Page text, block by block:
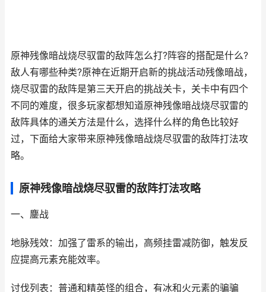
原神残像暗战烧尽驭雷的敌阵怎么打?阵容的搭配是什么?
敌人有哪些种类?原神在近期开启新的挑战活动残像暗战，
烧尽驭雷的敌阵是第三天开启的挑战关卡，关卡中有四个
不同的难度，很多玩家都想知道原神残像暗战烧尽驭雷的
敌阵具体的通关方法是什么，选择什么样的角色比较好
过，下面给大家带来原神残像暗战烧尽驭雷的敌阵打法攻
略。
原神残像暗战烧尽驭雷的敌阵打法攻略
一、鏖战
地脉残效：加强了雷系的输出，高频挂雷减防御，触发反
应提高元素充能效率。
讨伐列表：普通和精英怪的组合，有冰和火元素的骗骗